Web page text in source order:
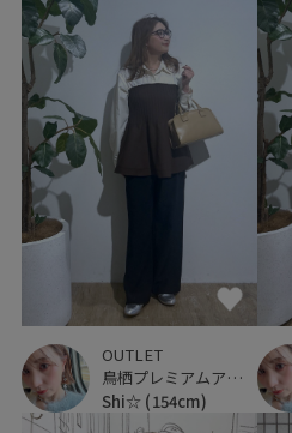
OUTLET
鳥栖プレミアムアウトレット
Shi☆ (154cm)